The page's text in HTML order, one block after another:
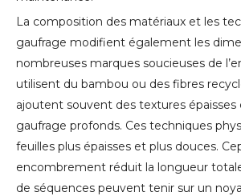
La composition des matériaux et les
gaufrage modifient également les
nombreuses marques soucieuses de
utilisent du bambou ou des fibres
ajoutent souvent des textures
gaufrage profonds. Ces techniques
feuilles plus épaisses et plus douces.
encombrement réduit la longueur
de séquences peuvent tenir sur un